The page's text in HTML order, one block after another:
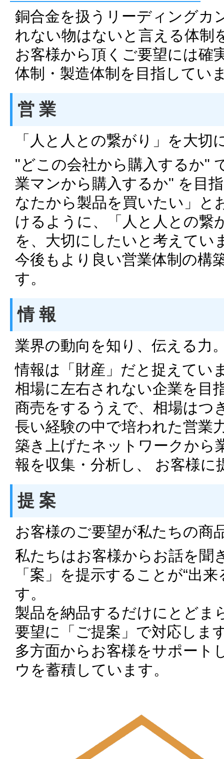
銅合金を扱うリーディングカ
れない物はないと言える体制
お客様から頂くご要望には確
体制・製造体制を目指してい
営 業
「人と人との繋がり」を大切
"どこの会社から購入するか"
業マンから購入するか" を目
なたから製品を買いたい」と
けるように、「人と人との繋
を、大切にしたいと考えてい
今後もより良い営業体制の構
す。
情 報
業界の動向を知り、伝える力
情報は「財産」だと捉えてい
相場に左右されない企業を目
商売をするうえで、相場はつ
長い経験の中で培われた営業
築き上げたネットワークから
報を収集・分析し、 お客様に
提 案
お客様のご要望が私たちの商
私たちはお客様からお話を聞
「案」を提示することが“出
す。
製品を納品するだけにとどま
要望に「ご提案」で対応しま
多方面からお客様をサポート
ウを蓄積しています。